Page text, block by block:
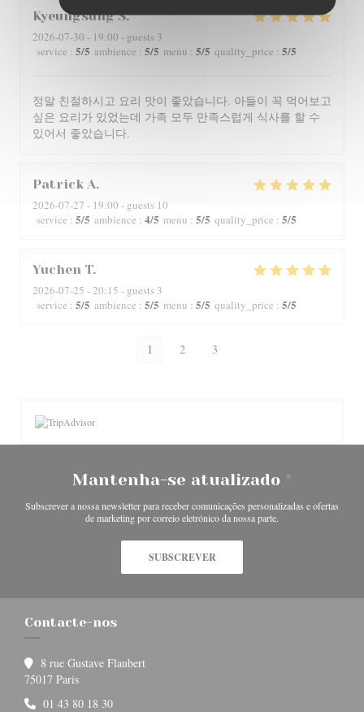
Kyeungsung S
2026-07-30 - 19:00 - guests 3
service : 5/5 ambience : 5/5 menu : 5/5 quality_price : 5/5
정말 친절하시고 요리 맛이 좋았습니다. 아들이 꼭 먹어보고
싶은 요리가 있었는데 가족 모두 만족스럽게 식사를 할 수
있어서 좋았습니다.
Patrick A
2026-07-27 - 19:00 - guests 10
service : 5/5 ambience : 4/5 menu : 5/5 quality_price : 5/5
Yuchen T
2026-07-25 - 20:15 - guests 3
service : 5/5 ambience : 5/5 menu : 5/5 quality_price : 5/5
1 2 3
Mantenha-se atualizado *
Subscrever a nossa newsletter para receber comunicações personalizadas e ofertas
de marketing por correio eletrónico da nossa parte.
SUBSCREVER
Contacte-nos
8 rue Gustave Flaubert
75017 Paris((abre numa nova janela))
01 43 80 18 30